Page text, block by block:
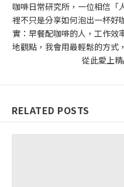
咖啡日常研究所，一位相信「
裡不只是分享如何泡出一杯好
實：早餐配咖啡的人，工作效
地觀點，我會用最輕鬆的方式
從此愛上
RELATED POSTS